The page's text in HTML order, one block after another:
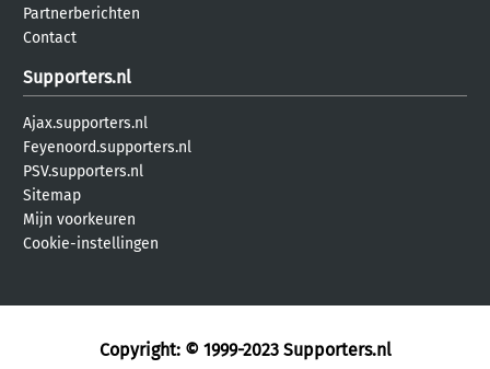
Partnerberichten
Contact
Supporters.nl
Ajax.supporters.nl
Feyenoord.supporters.nl
PSV.supporters.nl
Sitemap
Mijn voorkeuren
Cookie-instellingen
Copyright: © 1999-2023 Supporters.nl